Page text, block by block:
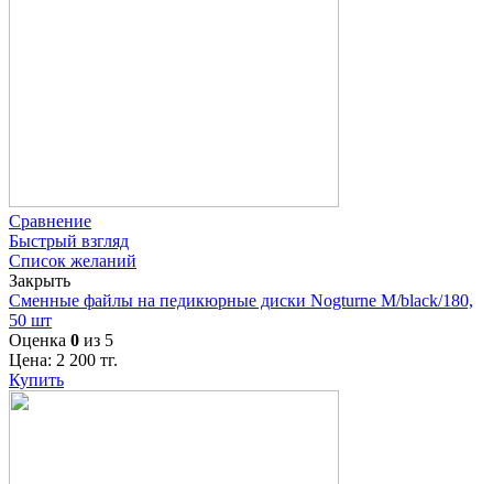
Сравнение
Быстрый взгляд
Список желаний
Закрыть
Сменные файлы на педикюрные диски Nogturne M/black/180,
50 шт
Оценка 0 из 5
Цена: 2 200 тг.
Купить